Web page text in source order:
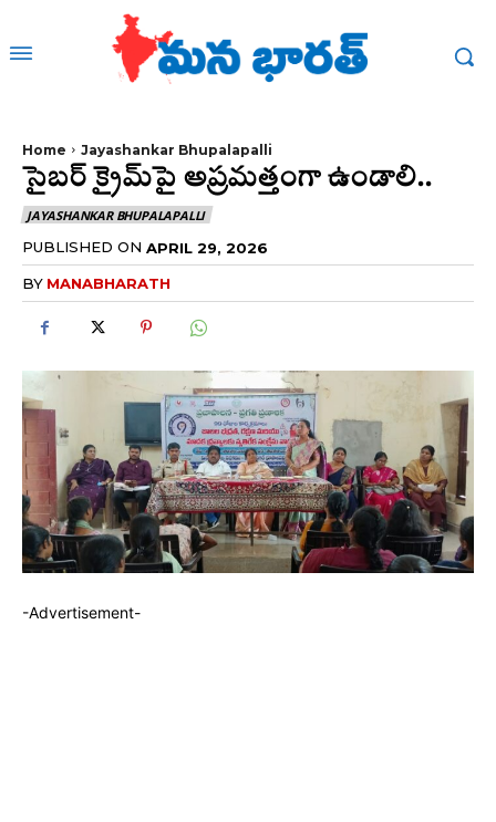
Home Jayashankar Bhupalapalli
సైబర్ క్రైమ్‌పై అప్రమత్తంగా ఉండాలి..
JAYASHANKAR BHUPALAPALLI
PUBLISHED ON APRIL 29, 2026
BY MANABHARATH
-Advertisement-